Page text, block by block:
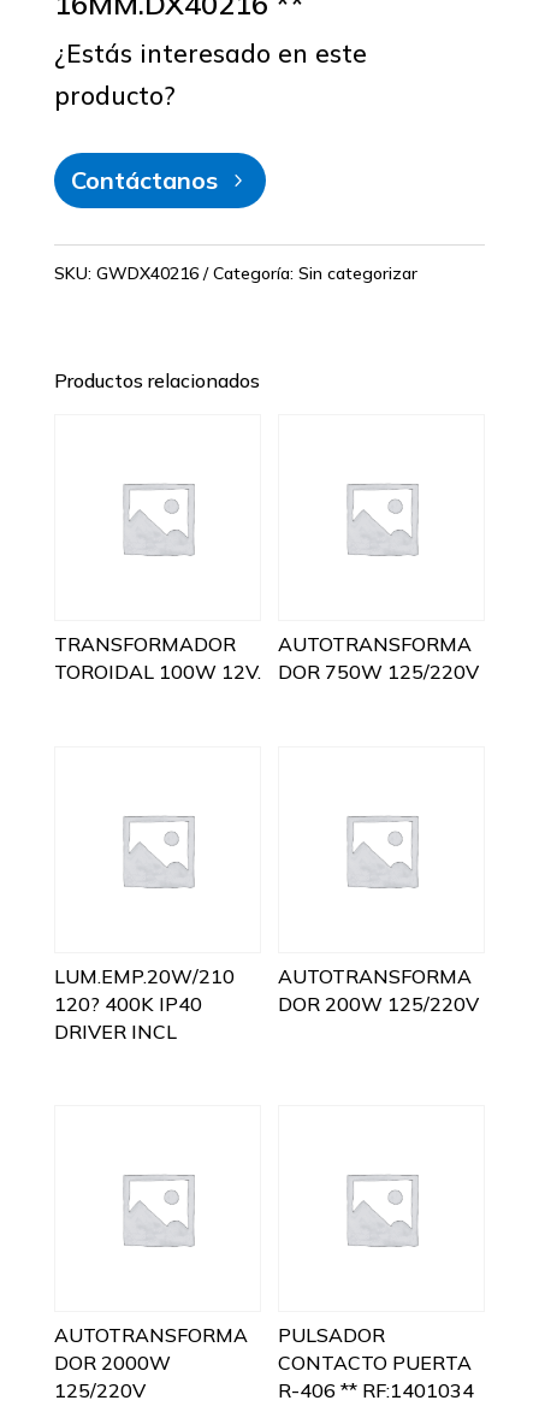
¿Estás interesado en este
producto?
Contáctanos
SKU: GWDX40216 Categoría: Sin categorizar
Productos relacionados
TRANSFORMADOR
TOROIDAL 100W 12V.
AUTOTRANSFORMA
DOR 750W 125/220V
LUM.EMP.20W/210
120? 400K IP40
DRIVER INCL
AUTOTRANSFORMA
DOR 200W 125/220V
AUTOTRANSFORMA
DOR 2000W
125/220V
PULSADOR
CONTACTO PUERTA
R-406 ** RF:1401034